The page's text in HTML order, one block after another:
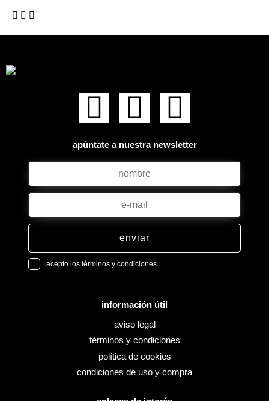
apúntate a nuestra newsletter
acepto los términos y condiciones
enviar
información útil
aviso legal
términos y condiciones
política de cookies
condiciones de uso y compra